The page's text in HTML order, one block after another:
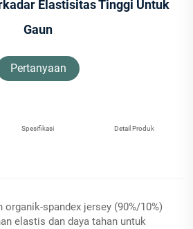
Elastisitas Tinggi Untuk
Gaun
Pertanyaan
Spesifikasi Detail Produk
spandex jersey (90%/10%)
elastis dan daya tahan untuk